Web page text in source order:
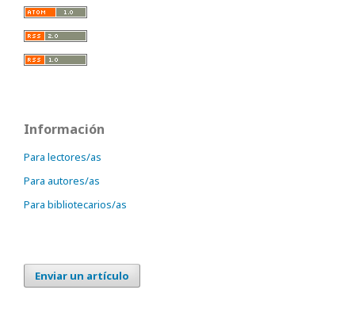
Información
Para lectores/as
Para autores/as
Para bibliotecarios/as
Enviar un artículo